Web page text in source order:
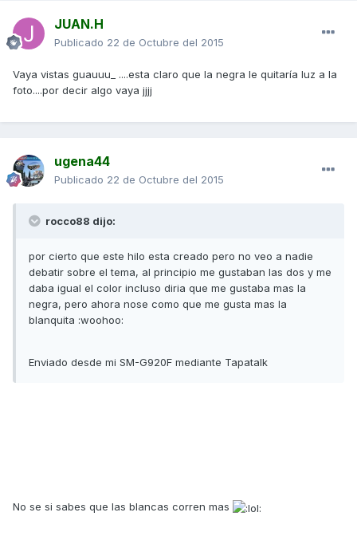
JUAN.H
Publicado 22 de Octubre del 2015
Vaya vistas guauuu_ ....esta claro que la negra le quitaría luz a la
foto....por decir algo vaya jjjj
ugena44
Publicado 22 de Octubre del 2015
rocco88 dijo:
por cierto que este hilo esta creado pero no veo a nadie
debatir sobre el tema, al principio me gustaban las dos y me
daba igual el color incluso diria que me gustaba mas la
negra, pero ahora nose como que me gusta mas la
blanquita :woohoo:
Enviado desde mi SM-G920F mediante Tapatalk
No se si sabes que las blancas corren mas